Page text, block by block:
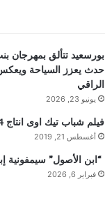
بورسعيد تتألق بمهرجان
حدث يعزز السياحة
الراقي
يونيو 23, 2026
فيلم شباب تيك اوى انتاج 2004
أغسطس 21, 2019
“ابن الأصول”
فبراير 6, 2026